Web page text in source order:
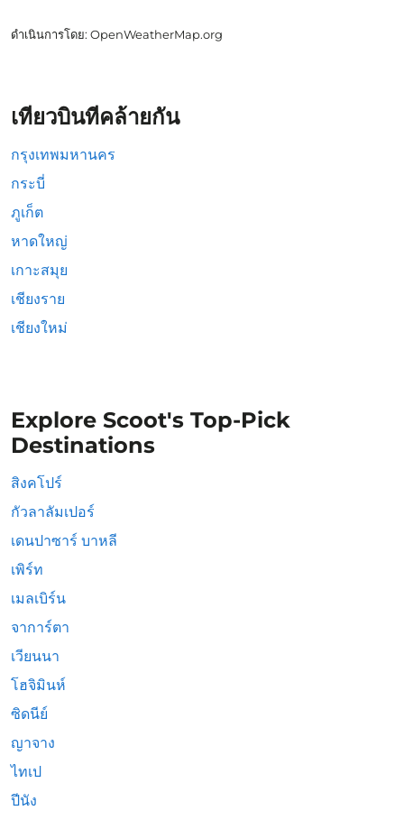
ดำเนินการโดย: OpenWeatherMap.org
เที่ยวบินที่คล้ายกัน
กรุงเทพมหานคร
กระบี่
ภูเก็ต
หาดใหญ่
เกาะสมุย
เชียงราย
เชียงใหม่
Explore Scoot's Top-Pick
Destinations
สิงคโปร์
กัวลาลัมเปอร์
เดนปาซาร์ บาหลี
เพิร์ท
เมลเบิร์น
จาการ์ตา
เวียนนา
โฮจิมินห์
ซิดนีย์
ญาจาง
ไทเป
ปีนัง